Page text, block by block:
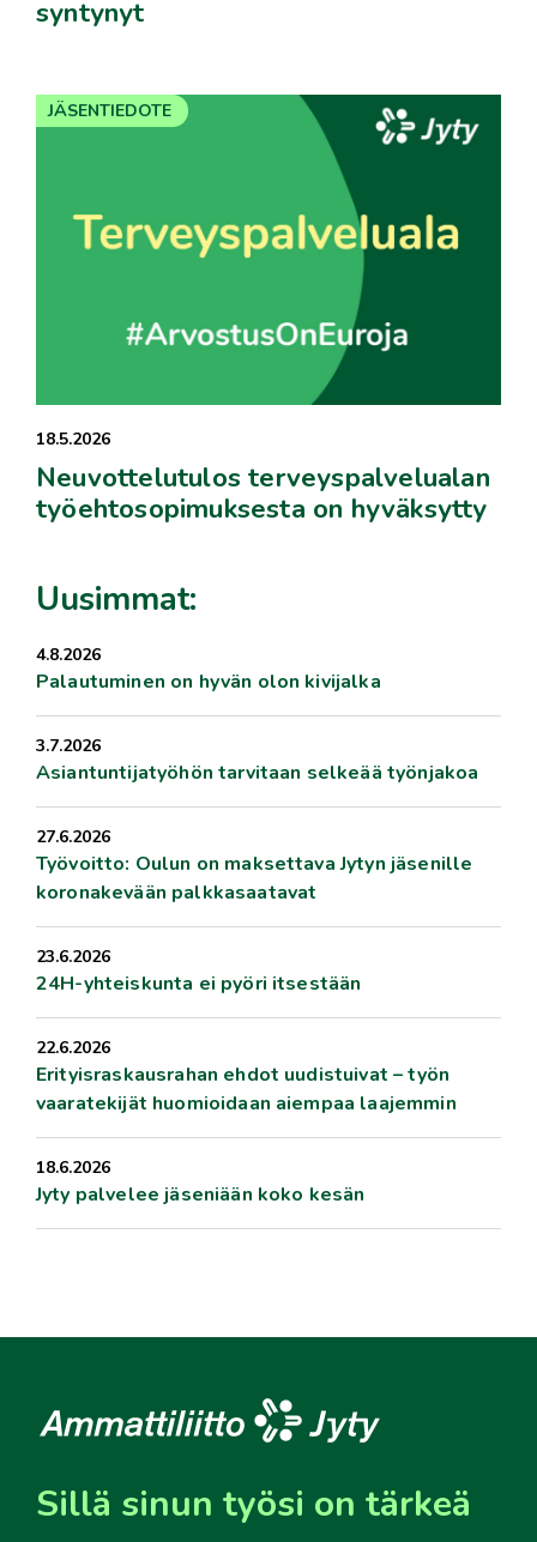
syntynyt
18.5.2026
Neuvottelutulos terveyspalvelualan
työehtosopimuksesta on hyväksytty
JÄSENTIEDOTE
Uusimmat:
4.8.2026
Palautuminen on hyvän olon kivijalka
3.7.2026
Asiantuntijatyöhön tarvitaan selkeää työnjakoa
27.6.2026
Työvoitto: Oulun on maksettava Jytyn jäsenille
koronakevään palkkasaatavat
23.6.2026
24H-yhteiskunta ei pyöri itsestään
22.6.2026
Erityisraskausrahan ehdot uudistuivat – työn
vaaratekijät huomioidaan aiempaa laajemmin
18.6.2026
Jyty palvelee jäseniään koko kesän
Sillä sinun työsi on tärkeä